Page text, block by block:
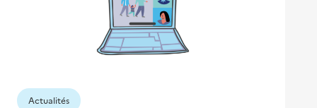
Actualités